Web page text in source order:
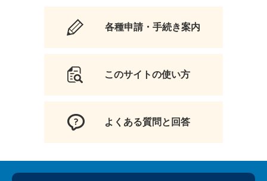
各種申請・手続き案内
このサイトの使い方
よくある質問と回答